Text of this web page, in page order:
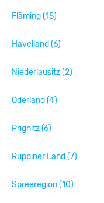
Fläming (15)
Havelland (6)
Niederlausitz (2)
Oderland (4)
Prignitz (6)
Ruppiner Land (7)
Spreeregion (10)